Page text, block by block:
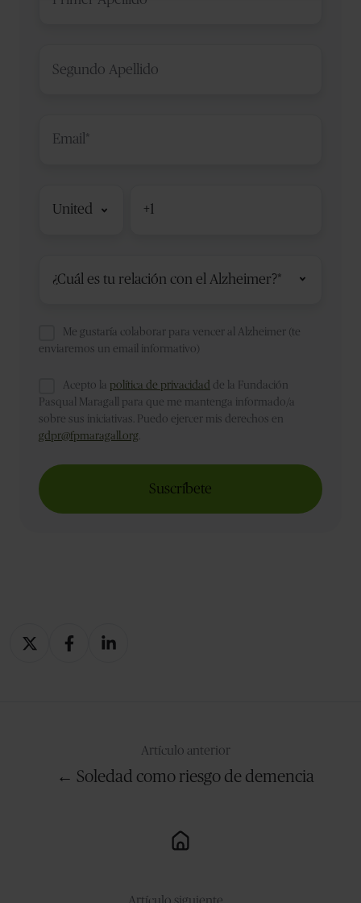
Apellido*
Apellido*
Me gustaría colaborar para vencer al Alzheimer (te
enviaremos un email informativo)
Acepto la política de privacidad de la Fundación
Pasqual Maragall para que me mantenga informado/a
sobre sus iniciativas. Puedo ejercer mis derechos en
gdpr@fpmaragall.org.
CompartirCompartirCompartir
Artículo anterior
← Soledad como riesgo de demencia